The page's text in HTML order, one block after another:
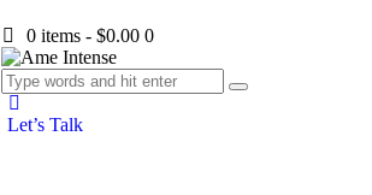
0 items - $0.00 0
Let’s Talk